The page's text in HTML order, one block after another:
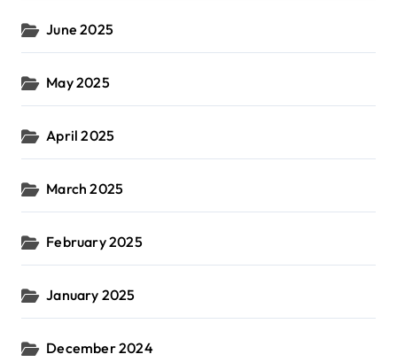
June 2025
May 2025
April 2025
March 2025
February 2025
January 2025
December 2024